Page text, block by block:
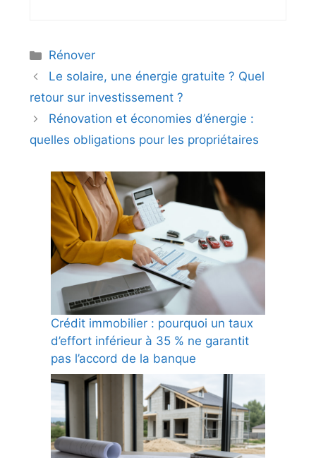
Catégories
Rénover
Le solaire, une énergie gratuite ? Quel
retour sur investissement ?
Rénovation et économies d’énergie :
quelles obligations pour les propriétaires
Crédit immobilier : pourquoi un taux
d’effort inférieur à 35 % ne garantit
pas l’accord de la banque